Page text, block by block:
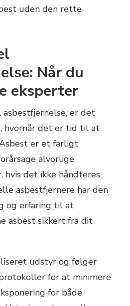
uden den rette
Når du
eksperter
er det
hvornår det er tid til at
er et farligt
alvorlige
hvis det ikke håndteres
asbestfjernere har den
og erfaring til at
asbest sikkert fra dit
udstyr og følger
for at minimere
for både